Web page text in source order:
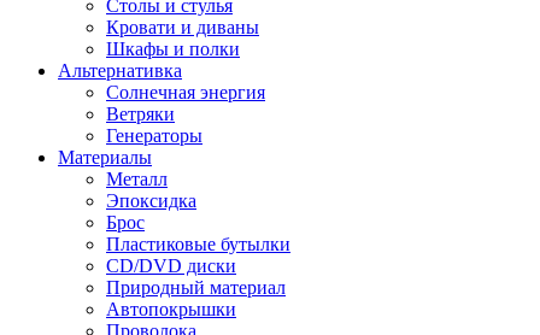
Столы и стулья
Кровати и диваны
Шкафы и полки
Альтернативка
Солнечная энергия
Ветряки
Генераторы
Материалы
Металл
Эпоксидка
Брос
Пластиковые бутылки
CD/DVD диски
Природный материал
Автопокрышки
Проволока